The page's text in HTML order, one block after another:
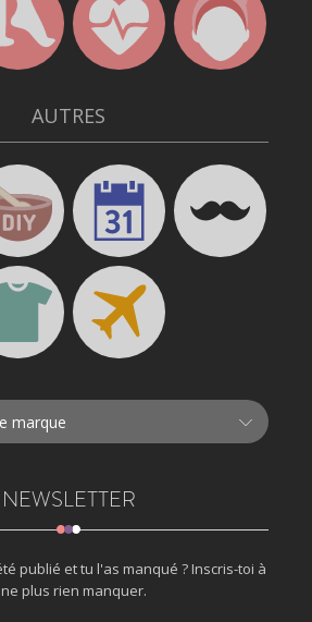
AUTRES
NEWSLETTER
publié et tu l'as manqué ? Inscris-toi à
plus rien manquer.